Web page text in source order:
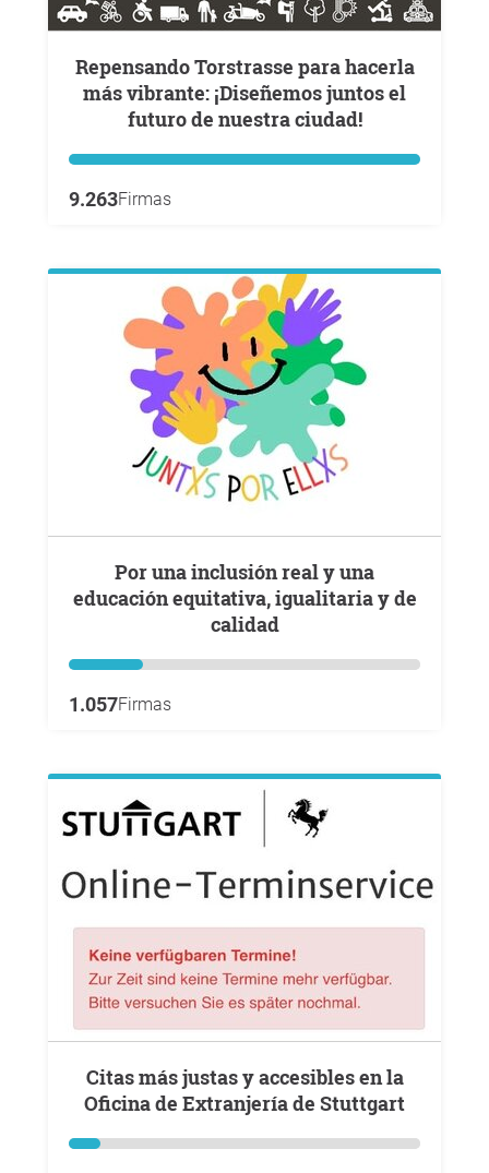
Repensando Torstrasse para hacerla
más vibrante: ¡Diseñemos juntos el
futuro de nuestra ciudad!
9.263Firmas
Por una inclusión real y una
educación equitativa, igualitaria y de
calidad
1.057Firmas
Citas más justas y accesibles en la
Oficina de Extranjería de Stuttgart